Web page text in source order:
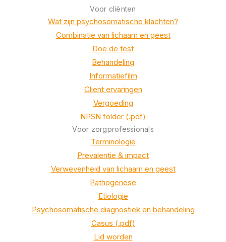
Voor cliënten
Wat zijn psychosomatische klachten?
Combinatie van lichaam en geest
Doe de test
Behandeling
Informatiefilm
Cliënt ervaringen
Vergoeding
NPSN folder (.pdf)
Voor zorgprofessionals
Terminologie
Prevalentie & impact
Verwevenheid van lichaam en geest
Pathogenese
Etiologie
Psychosomatische diagnostiek en behandeling
Casus (.pdf)
Lid worden